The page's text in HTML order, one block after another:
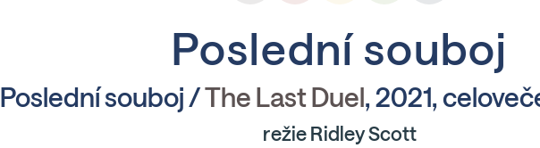
Poslední souboj
Poslední souboj /The Last Duel, 2021,
režie Ridley Scott